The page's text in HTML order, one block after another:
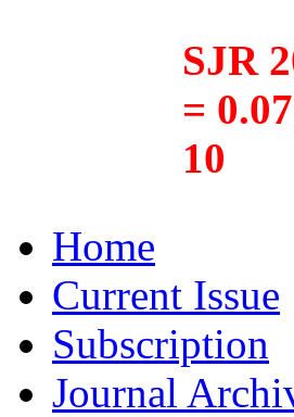
SJR
=
10
Home
Current Issue
Subscription
Journal